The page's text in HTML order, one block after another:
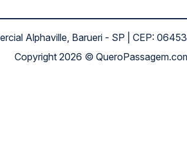
Alphaville, Barueri - SP | CEP:
Copyright 2026 ©